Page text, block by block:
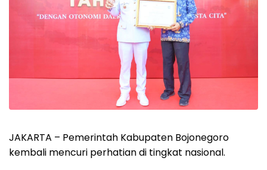
JAKARTA – Pemerintah Kabupaten Bojonegoro
kembali mencuri perhatian di tingkat nasional.